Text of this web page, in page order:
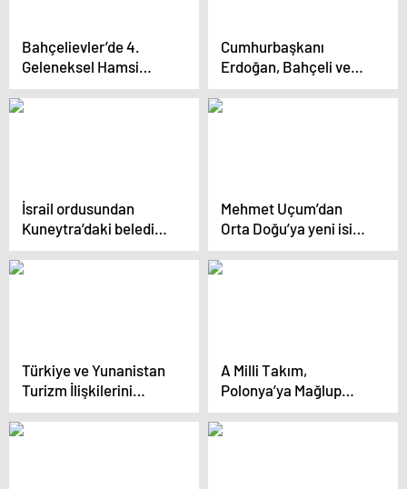
Bahçelievler’de 4.
Geleneksel Hamsi
Festivali Düzenlendi
Cumhurbaşkanı
Erdoğan, Bahçeli ve
Özel’in yeni yılını
kutladı
İsrail ordusundan
Kuneytra’daki belediye
binasına baskın
Mehmet Uçum’dan
Orta Doğu’ya yeni isim
önerisi
Türkiye ve Yunanistan
Turizm İlişkilerini
Güçlendiriyor
A Milli Takım,
Polonya’ya Mağlup
Oldu